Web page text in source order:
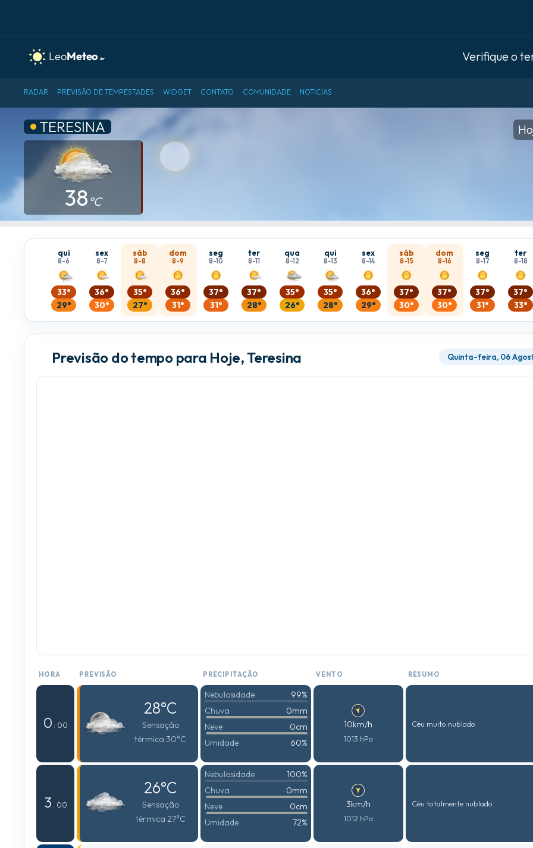
Verifique o
RADAR PREVISÃO DE TEMPESTADES WIDGET CONTATO COMUNIDADE NOTÍCIAS
TERESINA
38 °C
qui
8-6
33°
29°
sex
8-7
36°
30°
sáb
8-8
35°
27°
dom
8-9
36°
31°
seg
8-10
37°
31°
ter
8-11
37°
28°
qua
8-12
35°
26°
qui
8-13
35°
28°
sex
8-14
36°
29°
sáb
8-15
37°
30°
dom
8-16
37°
30°
seg
8-17
37°
31°
ter
8-18
37°
33°
Previsão do tempo para Hoje, Teresina Quinta-feira, 06
HORA PREVISÃO PRECIPITAÇÃO VENTO RESUMO
0 : 00
28°C
Sensação
térmica 30°C
Nebulosidade
99%
Chuva
0mm
Neve
0cm
Umidade
60%
10km/h
1013 hPa
Céu muito nublado
3 : 00
26°C
Sensação
térmica 27°C
Nebulosidade
100%
Chuva
0mm
Neve
0cm
Umidade
72%
3km/h
1012 hPa
Céu totalmente nublado